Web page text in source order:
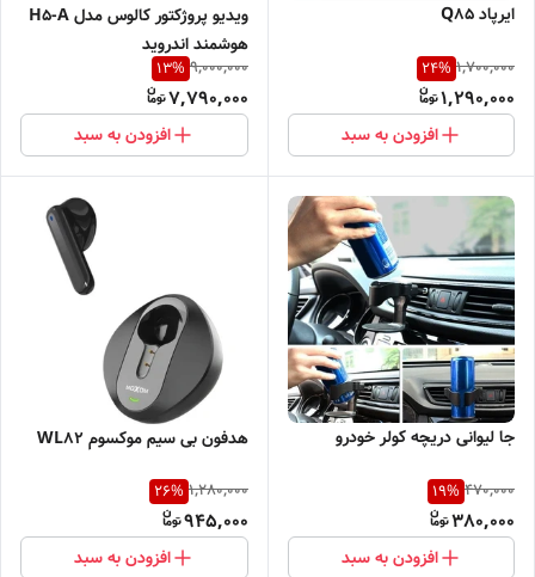
ایرپاد Q85
1,700,000
24%
1,290,000
افزودن به سبد
ویدیو پروژکتور کالوس مدل H5-A
هوشمند اندروید
9,000,000
13%
7,790,000
افزودن به سبد
جا لیوانی دریچه کولر خودرو
470,000
19%
380,000
افزودن به سبد
هدفون بی سیم موکسوم WL82
1,280,000
26%
945,000
افزودن به سبد